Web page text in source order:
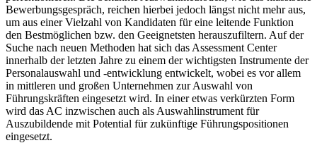
Bewerbungsgespräch, reichen hierbei jedoch längst nicht mehr aus,
um aus einer Vielzahl von Kandidaten für eine leitende Funktion
den Bestmöglichen bzw. den Geeignetsten herauszufiltern. Auf der
Suche nach neuen Methoden hat sich das Assessment Center
innerhalb der letzten Jahre zu einem der wichtigsten Instrumente der
Personalauswahl und -entwicklung entwickelt, wobei es vor allem
in mittleren und großen Unternehmen zur Auswahl von
Führungskräften eingesetzt wird. In einer etwas verkürzten Form
wird das AC inzwischen auch als Auswahlinstrument für
Auszubildende mit Potential für zukünftige Führungspositionen
eingesetzt.